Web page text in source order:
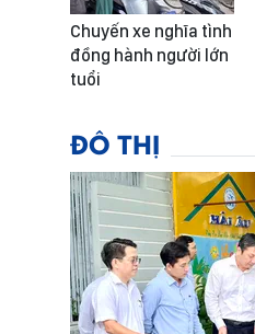
Chuyến xe nghĩa tình
đồng hành người lớn
tuổi
ĐÔ THỊ